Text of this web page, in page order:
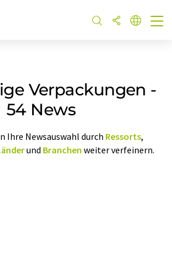
Verpackungen -
54 News
Ihre Newsauswahl durch Ressorts,
und Branchen weiter verfeinern.